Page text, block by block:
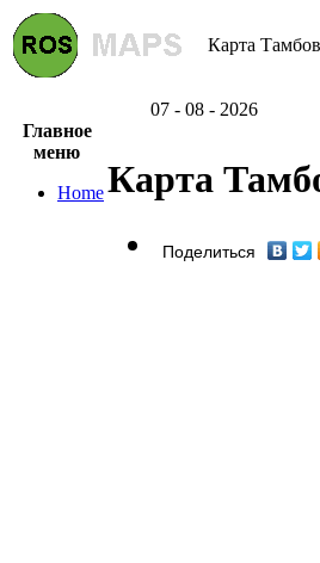
Карта
07 - 08 - 2026
Главное
меню
HomeКарта
Поделиться